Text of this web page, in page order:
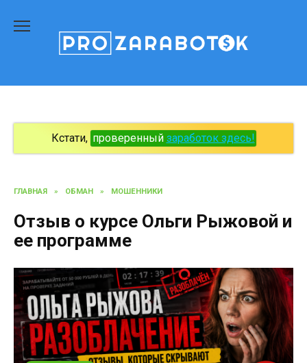
содержанию
Кстати, проверенный заработок здесь!
ГЛАВНАЯ » ОБМАН » МОШЕННИКИ
Отзыв о курсе Ольги Рыжовой и
ее программе